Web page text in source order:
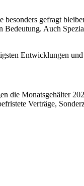
gefragt
Auch
Entwicklungen
die Monatsgehälter
Verträge,